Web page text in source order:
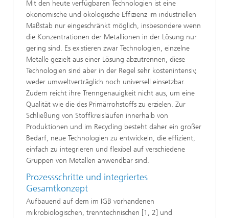
Mit den heute verfügbaren Technologien ist eine
ökonomische und ökologische Effizienz im industriellen
Maßstab nur eingeschränkt möglich, insbesondere wenn
die Konzentrationen der Metallionen in der Lösung nur
gering sind. Es existieren zwar Technologien, einzelne
Metalle gezielt aus einer Lösung abzutrennen, diese
Technologien sind aber in der Regel sehr kostenintensiv,
weder umweltverträglich noch universell einsetzbar.
Zudem reicht ihre Trenngenauigkeit nicht aus, um eine
Qualität wie die des Primärrohstoffs zu erzielen. Zur
Schließung von Stoffkreisläufen innerhalb von
Produktionen und im Recycling besteht daher ein großer
Bedarf, neue Technologien zu entwickeln, die effizient,
einfach zu integrieren und flexibel auf verschiedene
Gruppen von Metallen anwendbar sind.
Prozessschritte und integriertes
Gesamtkonzept
Aufbauend auf dem im IGB vorhandenen
mikrobiologischen, trenntechnischen [1, 2] und